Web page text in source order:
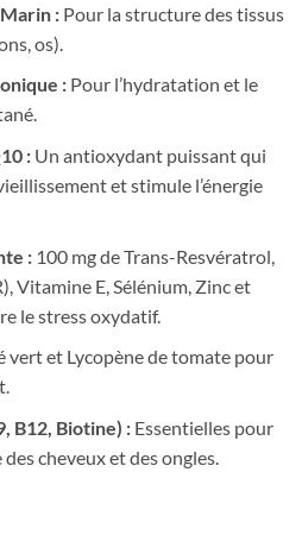
:Pour la structure des tissus
os).
:Pour l’hydratation et le
:Un antioxydant puissant qui
et stimule l’énergie
:100 mg de Trans-Resvératrol,
Vitamine E, Sélénium, Zinc et
le stress oxydatif.
vert et Lycopène de tomate pour
B12, Biotine) :Essentielles pour
cheveux et des ongles.